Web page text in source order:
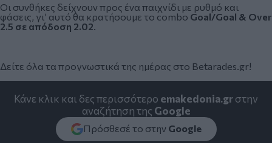
Οι συνθήκες δείχνουν προς ένα παιχνίδι με ρυθμό και
φάσεις, γι’ αυτό θα κρατήσουμε το combo Goal/Goal & Over
2.5 σε απόδοση 2.02.
Δείτε όλα τα προγνωστικά της ημέρας στο Betarades.gr!
Κάνε κλικ και δες περισσότερο emakedonia.grστην
αναζήτηση της Google
Πρόσθεσέ το στην Google